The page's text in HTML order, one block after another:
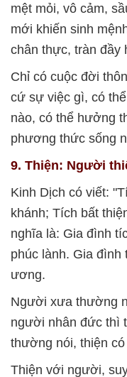
mệt mỏi, vô cảm,
mới khiến sinh
chân thực, tràn đầy
Chỉ có cuộc đời
cứ sự việc gì, có
nào, có thể hưởng
phương thức sống
9. Thiện: Người
Kinh Dịch có viết:
khánh; Tích bất
nghĩa là: Gia đình
phúc lành. Gia đình
ương.
Người xưa thường
người nhân đức thì
thường nói, thiện
Thiện với người,